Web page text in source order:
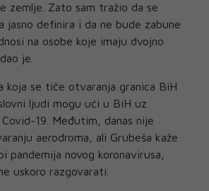
zemlje. Zato sam tražio da se
jasno definira i da ne bude zabune
na osobe koje imaju dvojno
je.
koja se tiče otvaranja granica BiH
ljudi mogu ući u BiH uz
19. Međutim, danas nije
aerodroma, ali Grubeša kaže
pandemija novog koronavirusa,
uskoro razgovarati.